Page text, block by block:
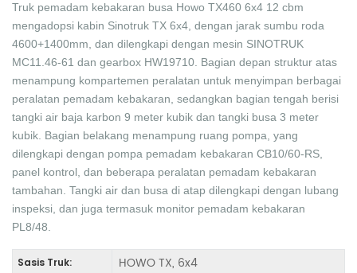
Truk pemadam kebakaran busa Howo TX460 6x4 12 cbm
mengadopsi kabin Sinotruk TX 6x4, dengan jarak sumbu roda
4600+1400mm, dan dilengkapi dengan mesin SINOTRUK
MC11.46-61 dan gearbox HW19710. Bagian depan struktur atas
menampung kompartemen peralatan untuk menyimpan berbagai
peralatan pemadam kebakaran, sedangkan bagian tengah berisi
tangki air baja karbon 9 meter kubik dan tangki busa 3 meter
kubik. Bagian belakang menampung ruang pompa, yang
dilengkapi dengan pompa pemadam kebakaran CB10/60-RS,
panel kontrol, dan beberapa peralatan pemadam kebakaran
tambahan. Tangki air dan busa di atap dilengkapi dengan lubang
inspeksi, dan juga termasuk monitor pemadam kebakaran
PL8/48.
Sasis Truk: HOWO TX, 6x4